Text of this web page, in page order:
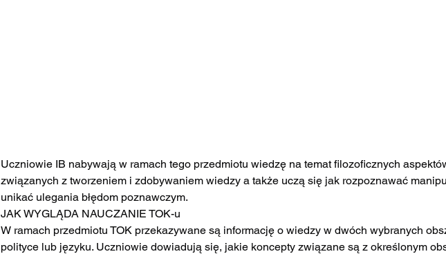
Uczniowie IB nabywają w ramach tego przedmiotu wiedzę na temat filozoficznych
związanych z tworzeniem i zdobywaniem wiedzy a także uczą się jak rozpoznawać
unikać ulegania błędom poznawczym.
JAK WYGLĄDA NAUCZANIE TOK-u
W ramach przedmiotu TOK przekazywane są informację o wiedzy w dwóch wybranych
polityce lub języku. Uczniowie dowiadują się, jakie koncepty związane są z określonym